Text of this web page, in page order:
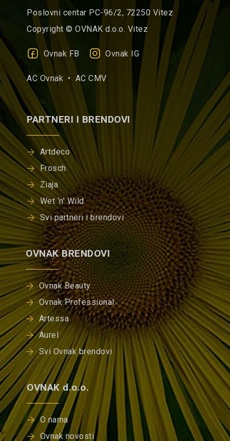
Poslovni centar PC-96/2, 72250 Vitez
Copyright © OVNAK d.o.o. Vitez
Ovnak FB Ovnak IG
AC Ovnak • AC CMV
PARTNERI I BRENDOVI
Artdeco
Frosch
Ziaja
Wet ‘n’ Wild
Svi partneri i brendovi
OVNAK BRENDOVI
Ovnak Beauty
Ovnak Professional
Artessa
Aurel
Svi Ovnak brendovi
OVNAK d.o.o.
O nama
Ovnak novosti